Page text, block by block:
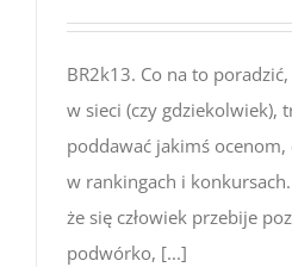
BR2k13. Co na to
w sieci (czy gdziekolwiek),
poddawać jakimś ocenom,
w rankingach i konkursach.
że się człowiek przebije
podwórko, [...]